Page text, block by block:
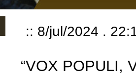
:: 8/jul/2024 .
“VOX POPULI,